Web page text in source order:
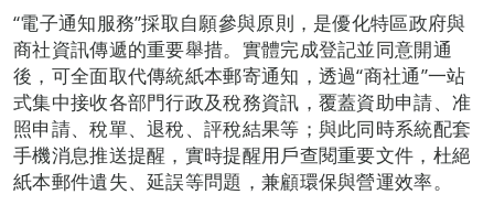
“電子通知服務”採取自願參與原則，是優化特區政府與
商社資訊傳遞的重要舉措。實體完成登記並同意開通
後，可全面取代傳統紙本郵寄通知，透過“商社通”一站
式集中接收各部門行政及稅務資訊，覆蓋資助申請、准
照申請、稅單、退稅、評稅結果等；與此同時系統配套
手機消息推送提醒，實時提醒用戶查閱重要文件，杜絕
紙本郵件遺失、延誤等問題，兼顧環保與營運效率。